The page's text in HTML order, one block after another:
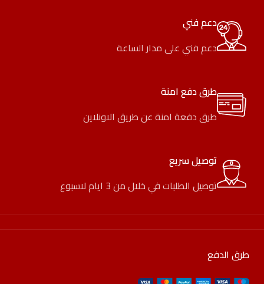
دعم فني
دعم فني على مدار الساعة
طرق دفع امنة
طرق دفعة امنة عن طريق الاونلاين
توصيل سريع
توصيل الطلبات في خلال من 3 ايام لاسبوع
طرق الدفع